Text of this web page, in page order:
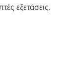
εξετάσεις.